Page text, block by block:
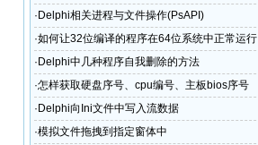
· Delphi相关进程与文件操作(PsAPI)
·如何让32位编译的程序在64位系统中正常运行
· Delphi中几种程序自我删除的方法
·怎样获取硬盘序号、cpu编号、主板bios序号
了？
· Delphi向Ini文件中写入流数据
·模拟文件拖拽到指定窗体中